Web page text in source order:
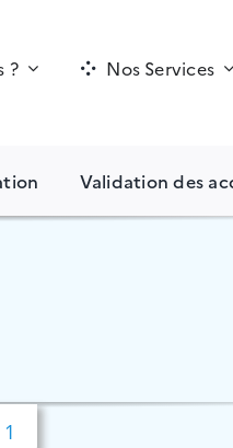
? Nos Services
Validation des